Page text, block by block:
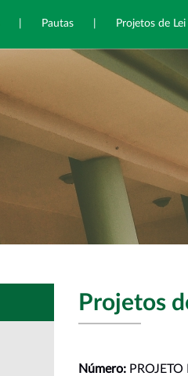
Pautas Projetos de Lei
Projetos
Número: PROJETO